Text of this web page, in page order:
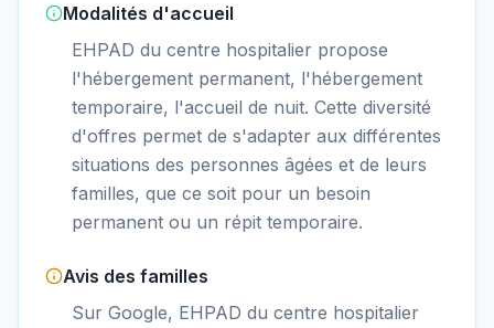
Modalités d'accueil
EHPAD du centre hospitalier propose
l'hébergement permanent, l'hébergement
temporaire, l'accueil de nuit. Cette diversité
d'offres permet de s'adapter aux différentes
situations des personnes âgées et de leurs
familles, que ce soit pour un besoin
permanent ou un répit temporaire.
Avis des familles
Sur Google, EHPAD du centre hospitalier